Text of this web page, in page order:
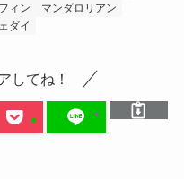
フィン
マンダロリアン
ダイ
してね！